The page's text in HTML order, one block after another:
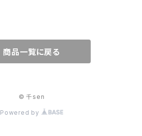
商品一覧に戻る
© 千sen
Powered by